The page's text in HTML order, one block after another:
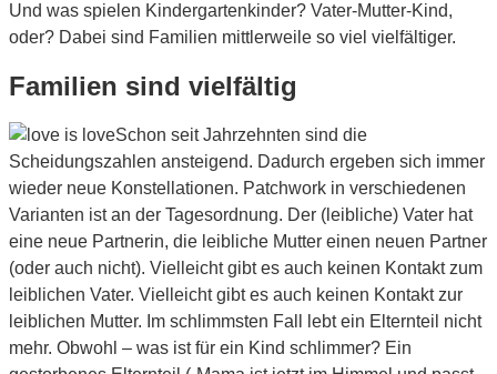
Und was spielen Kindergartenkinder? Vater-Mutter-Kind,
oder? Dabei sind Familien mittlerweile so viel vielfältiger.
Familien sind vielfältig
Schon seit Jahrzehnten sind die
Scheidungszahlen ansteigend. Dadurch ergeben sich immer
wieder neue Konstellationen. Patchwork in verschiedenen
Varianten ist an der Tagesordnung. Der (leibliche) Vater hat
eine neue Partnerin, die leibliche Mutter einen neuen Partner
(oder auch nicht). Vielleicht gibt es auch keinen Kontakt zum
leiblichen Vater. Vielleicht gibt es auch keinen Kontakt zur
leiblichen Mutter. Im schlimmsten Fall lebt ein Elternteil nicht
mehr. Obwohl – was ist für ein Kind schlimmer? Ein